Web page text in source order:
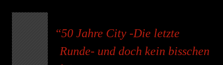
50 Jahre City -Die letzte
Runde- und doch kein bisschen